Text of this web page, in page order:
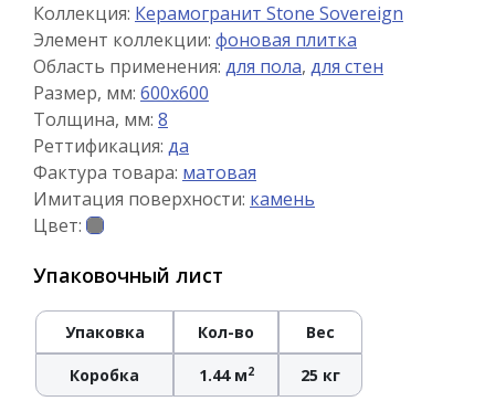
Коллекция: Керамогранит Stone Sovereign
Элемент коллекции: фоновая плитка
Область применения: для пола, для стен
Размер, мм: 600x600
Толщина, мм: 8
Реттификация: да
Фактура товара: матовая
Имитация поверхности: камень
Цвет:
Упаковочный лист
Упаковка Кол-во Вес
Коробка 1.44 м2 25 кг